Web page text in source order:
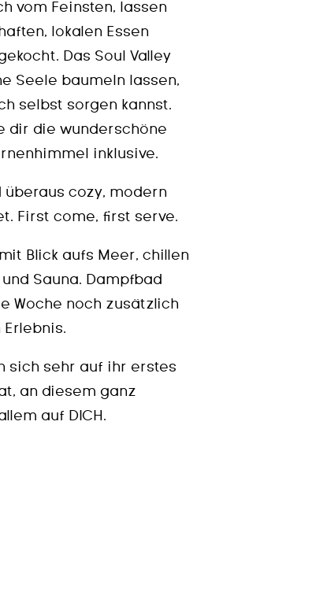
vom Feinsten, lassen
lokalen Essen
Das Soul Valley
Seele baumeln lassen,
selbst sorgen kannst.
dir die wunderschöne
inklusive.
cozy, modern
First come, first serve.
Blick aufs Meer, chillen
Sauna. Dampfbad
Woche noch zusätzlich
sich sehr auf ihr erstes
an diesem ganz
auf DICH.